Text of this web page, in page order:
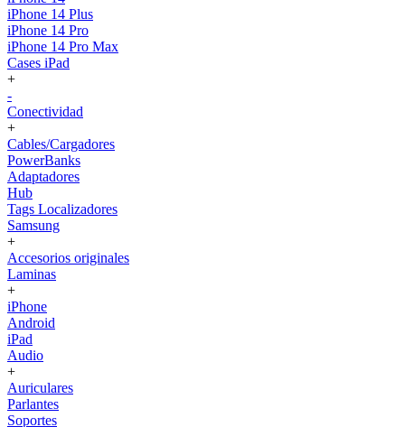
iPhone 14 Plus
iPhone 14 Pro
iPhone 14 Pro Max
Cases iPad
+
-
Conectividad
+
Cables/Cargadores
PowerBanks
Adaptadores
Hub
Tags Localizadores
Samsung
+
Accesorios originales
Laminas
+
iPhone
Android
iPad
Audio
+
Auriculares
Parlantes
Soportes